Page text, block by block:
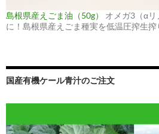
島根県産えごま油（50g）
オメガ3（α
に！島根県産えごま種実を低温圧搾生搾
国産有機ケール青汁のご注文